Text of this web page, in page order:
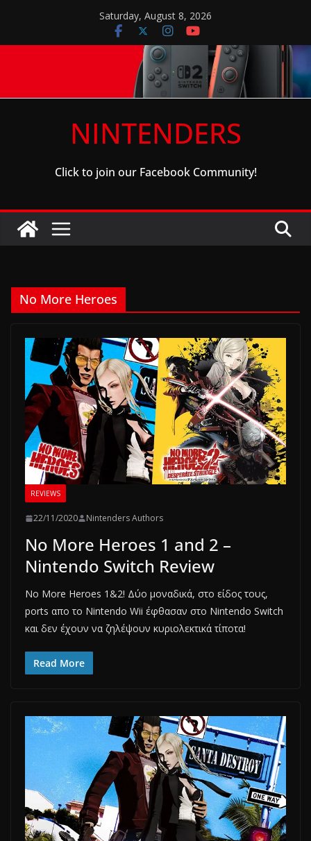
content
Saturday, August 8, 2026
NINTENDERS
Click to join our Facebook Community!
No More Heroes
REVIEWS
22/11/2020 Nintenders Authors
No More Heroes 1 and 2 –
Nintendo Switch Review
No More Heroes 1&2! Δύο μοναδικά, στο είδος τους,
ports απο το Nintendo Wii έφθασαν στο Nintendo Switch
και δεν έχουν να ζηλέψουν κυριολεκτικά τίποτα!
Read More